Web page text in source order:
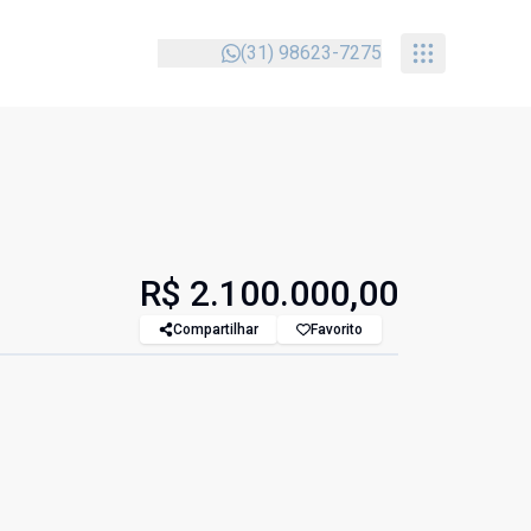
(31) 98623-7275
R$ 2.100.000,00
Compartilhar Favorito